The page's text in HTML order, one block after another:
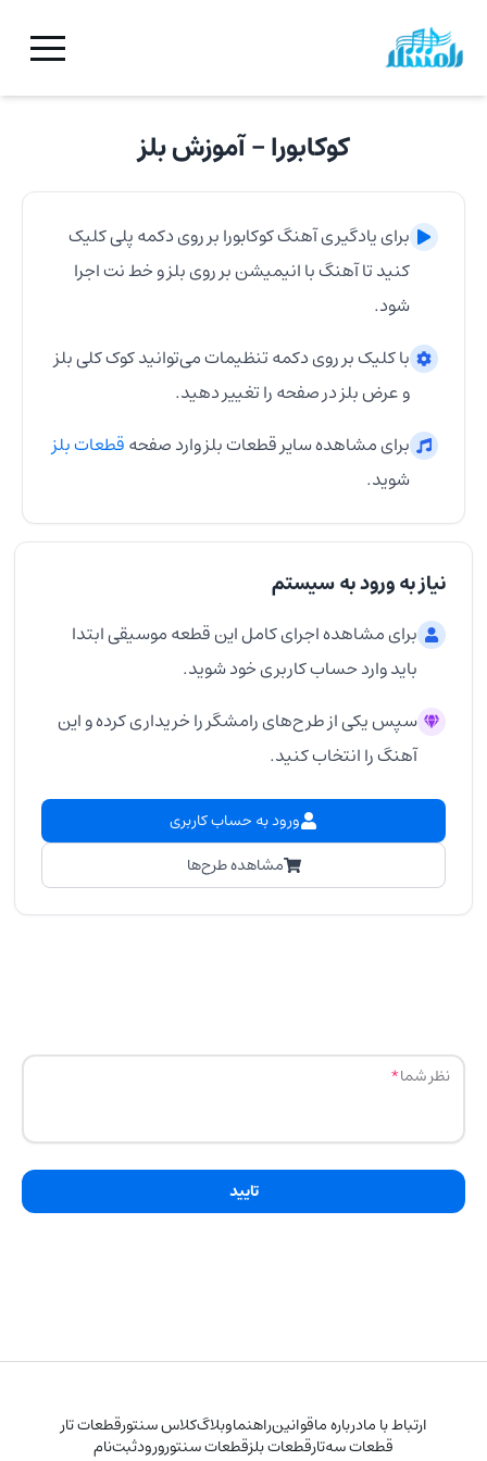
کوکابورا- آموزشبلز
برای یادگیری آهنگکوکابورابر روی دکمه پلی کلیک
کنید تا آهنگ با انیمیشن بر رویبلزو خط نت اجرا
شود.
با کلیک بر روی دکمه تنظیمات می‌توانید کوک کلیبلز
و عرضبلزدر صفحه را تغییر دهید.
برای مشاهده سایر قطعاتبلزوارد صفحهقطعاتبلز
شوید.
نیاز به ورود به سیستم
برای مشاهده اجرای کامل این قطعه موسیقی ابتدا
باید وارد حساب کاربری خود شوید.
سپس یکی از طرح‌های رامشگر را خریداری کرده و این
آهنگ را انتخاب کنید.
ورود به حساب کاربری
مشاهده طرح‌ها
نظر شما
تایید
ارتباط با مادرباره ماقوانینراهنماوبلاگکلاس سنتورقطعات تار
قطعات سه‌تارقطعات بلزقطعات سنتورورودثبت‌نام